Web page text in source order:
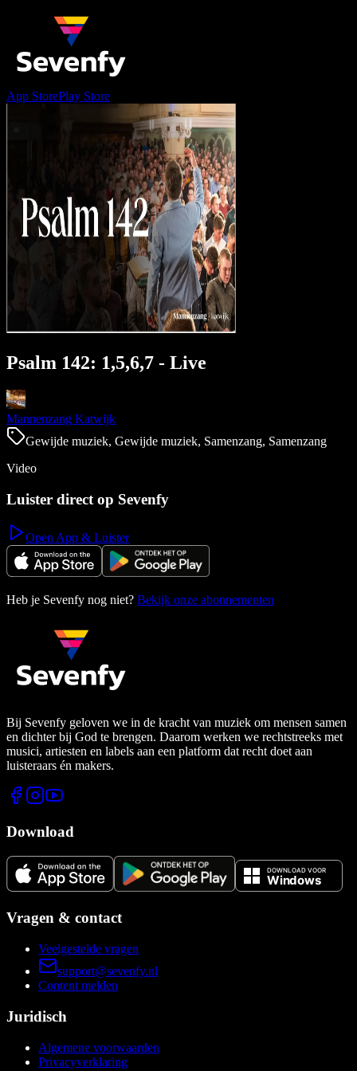
App StorePlay Store
Psalm 142: 1,5,6,7 - Live
Mannenzang Katwijk
Gewijde muziek, Gewijde muziek, Samenzang, Samenzang
Video
Luister direct op Sevenfy
Open App & Luister
Heb je Sevenfy nog niet? Bekijk onze abonnementen
Bij Sevenfy geloven we in de kracht van muziek om mensen samen
en dichter bij God te brengen. Daarom werken we rechtstreeks met
musici, artiesten en labels aan een platform dat recht doet aan
luisteraars én makers.
Download
Vragen & contact
Veelgestelde vragen
support@sevenfy.nl
Content melden
Juridisch
Algemene voorwaarden
Privacyverklaring